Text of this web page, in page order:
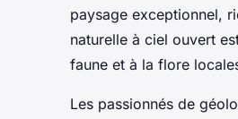
paysage exceptionnel,
naturelle à ciel ouvert
faune et à la flore
Les passionnés de